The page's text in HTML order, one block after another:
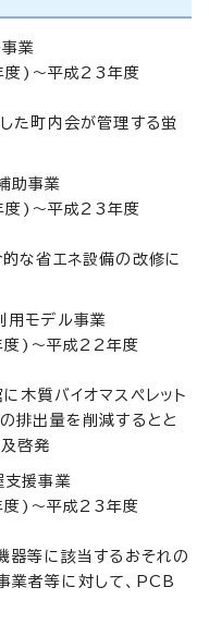
業
)～平成23年度
た町内会が管理する蛍
助事業
)～平成23年度
な省エネ設備の改修に
用モデル事業
)～平成22年度
木質バイオマスペレット
排出量を削減するとと
啓発
援事業
)～平成23年度
等に該当するおそれの
業者等に対して、PCB